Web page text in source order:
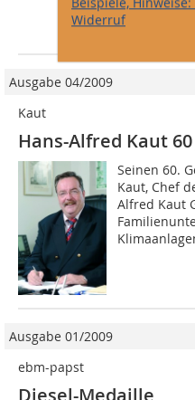
Widerruf
Ausgabe 04/2009
Kaut
Hans-Alfred Kaut
Seinen 60.
Kaut, Chef
Alfred Kaut
Ausgabe 01/2009
ebm-papst
Diesel-Medaille